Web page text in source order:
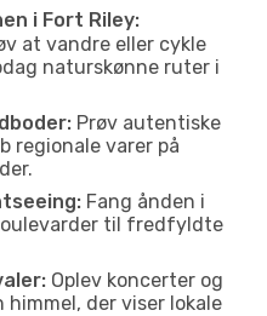
i Fort Riley:
at vandre eller cykle
naturskønne ruter i
Prøv autentiske
regionale varer på
Fang ånden i
til fredfyldte
Oplev koncerter og
der viser lokale